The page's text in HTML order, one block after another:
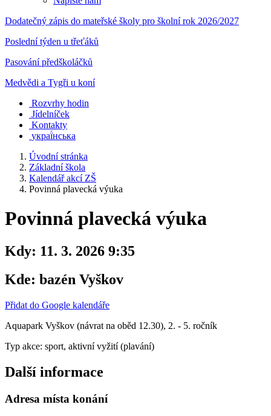
Dodatečný zápis do mateřské školy pro školní rok 2026/2027
Poslední týden u třeťáků
Pasování předškoláčků
Medvědi a Tygři u koní
Rozvrhy hodin
Jídelníček
Kontakty
украї́нська
Úvodní stránka
Základní škola
Kalendář akcí ZŠ
Povinná plavecká výuka
Povinná plavecká výuka
Kdy: 11. 3. 2026 9:35
Kde: bazén Vyškov
Přidat do Google kalendáře
Aquapark Vyškov (návrat na oběd 12.30), 2. - 5. ročník
Typ akce: sport, aktivní vyžití (plavání)
Další informace
Adresa místa konání